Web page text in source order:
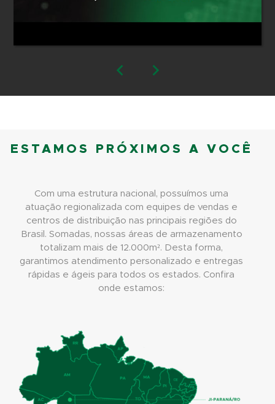
ESTAMOS PRÓXIMOS A VOCÊ
Com uma estrutura nacional, possuímos uma
atuação regionalizada com equipes de vendas e
centros de distribuição nas principais regiões do
Brasil. Somadas, nossas áreas de armazenamento
totalizam mais de 12.000m². Desta forma,
garantimos atendimento personalizado e entregas
rápidas e ágeis para todos os estados. Confira
onde estamos: